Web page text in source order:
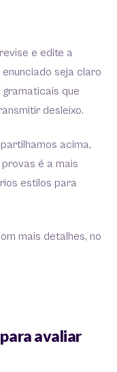
e edite a
seja claro
que
desleixo.
acima,
é a mais
estilos para
mais detalhes, no
avaliar